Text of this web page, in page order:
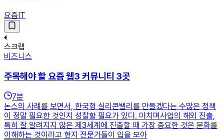
요즘IT
스크랩
비즈니스
주목해야 할 요즘 웹3 커뮤니티 3곳
7분
논스의 사례를 보면서, 한국형 실리콘밸리를 만들겠다는 수많은 정책
이 정말 필요한 것인지 성찰할 필요가 있다. 마치며사업의 해외 진출,
특히 잘 알려지지 않은 제3세계에 진출할 때 가장 중요한 것은 문화를
이해하는 것이라고 현지 전문가들이 입을 모아